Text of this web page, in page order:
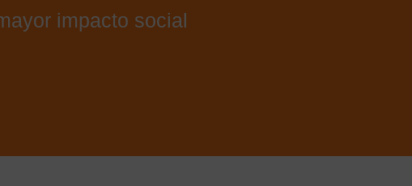
impacto social